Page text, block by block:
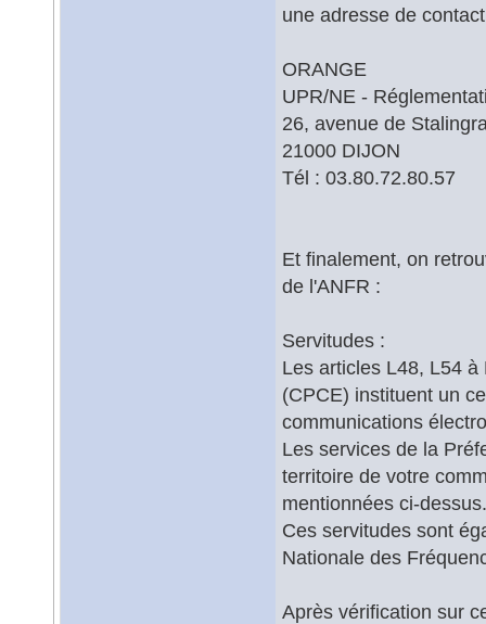
une adresse de
ORANGE
UPR/NE -
26, avenue de
21000 DIJON
Tél : 03.80.72.80.57
Et finalement, on
de l'ANFR :
Servitudes :
Les articles L48, L54
(CPCE) instituent un
communications
Les services de la
territoire de votre
mentionnées ci-dessus.
Ces servitudes sont
Nationale des
Après vérification sur